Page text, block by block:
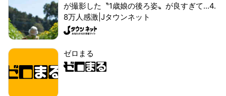
が撮影した〝1歳娘の後ろ姿〟が良すぎて...4.
8万人感激|Jタウンネット
ゼロまる